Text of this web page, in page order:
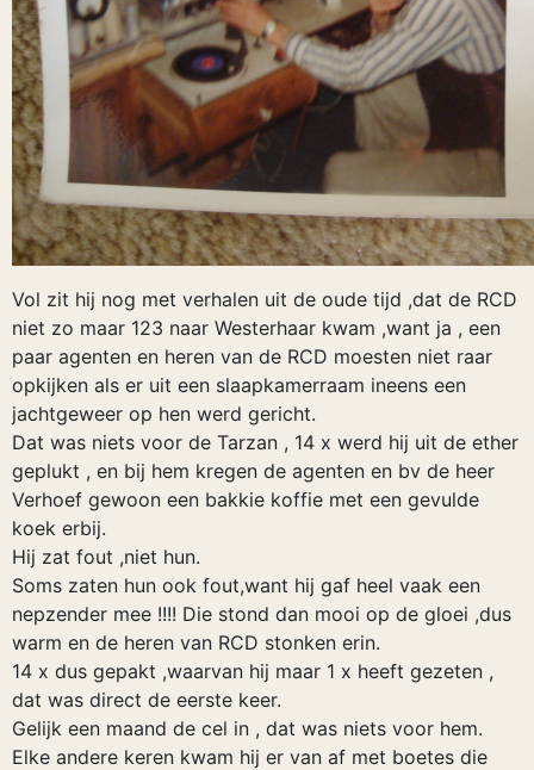
Vol zit hij nog met verhalen uit de oude tijd ,dat de RCD
niet zo maar 123 naar Westerhaar kwam ,want ja , een
paar agenten en heren van de RCD moesten niet raar
opkijken als er uit een slaapkamerraam ineens een
jachtgeweer op hen werd gericht.
Dat was niets voor de Tarzan , 14 x werd hij uit de ether
geplukt , en bij hem kregen de agenten en bv de heer
Verhoef gewoon een bakkie koffie met een gevulde
koek erbij.
Hij zat fout ,niet hun.
Soms zaten hun ook fout,want hij gaf heel vaak een
nepzender mee !!!! Die stond dan mooi op de gloei ,dus
warm en de heren van RCD stonken erin.
14 x dus gepakt ,waarvan hij maar 1 x heeft gezeten ,
dat was direct de eerste keer.
Gelijk een maand de cel in , dat was niets voor hem.
Elke andere keren kwam hij er van af met boetes die